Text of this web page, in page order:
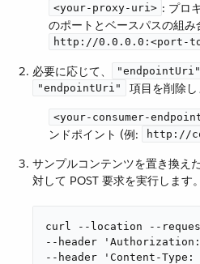
<your-proxy-uri> ​: プロ
のポートとベースパスの組み
http://0.0.0.0:<port-
必要に応じて、​
"endpointUri"
"endpointUri" 項目を削除し
<your-consumer-
ンドポイント (例:
http://
サンプルコンテンツを置き換
対して POST 要求を実行します。
curl --location --request
--header
--header 'Content-